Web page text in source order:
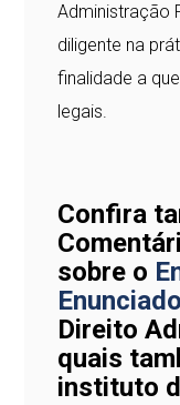
Administração
diligente na
finalidade a
legais.
Confira
sobre o
Direito
quais
instituto